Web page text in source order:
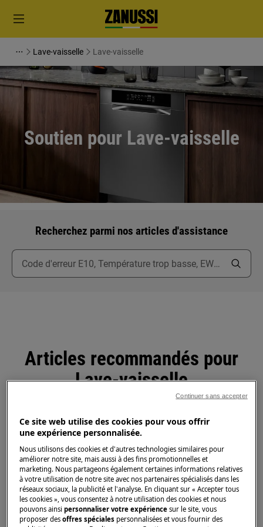
Lave-vaisselle Lave-vaisselle
Soutien pour Lave-vaisselle
Recherchez parmi nos articles d'assistance
Articles recommandés pour
Lave-vaisselle
Conseil - Nettoyer le lave-vaisselle avec le
programme "Machine Care"
Dysfonctionnement - Code d’erreur i20, le
lave-vaisselle émet 2 bips/clignotements
Ce site web utilise des cookies pour vous offrir
une expérience personnalisée.
Nous utilisons des cookies et d'autres technologies similaires pour
améliorer notre site, mais aussi à des fins promotionnelles et
marketing. Nous partageons également certaines informations relatives
à votre utilisation de notre site avec nos partenaires spécialisés dans les
réseaux sociaux, la publicité et l'analyse. En cliquant sur « Accepter tous
les cookies », vous consentez à notre utilisation des cookies et nous
pouvons ainsipersonnaliser votre expériencesur le site, vous
proposer desoffres spéciales personnalisées et vous fournir des
Continuer sans accepter